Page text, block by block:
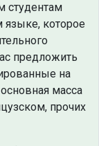
студентам
языке, которое
предложить
на
масса
прочих